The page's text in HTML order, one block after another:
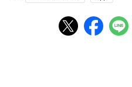
冷え性の原因